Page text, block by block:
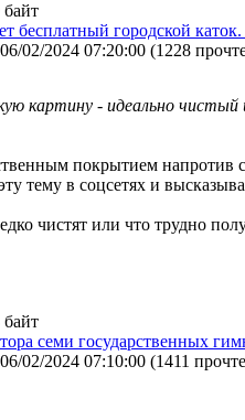
байт
бесплатный городской
02/2024 07:20:00 (1228
картину - идеально чистый
покрытием напротив
тему в соцсетях и
чистят или что трудно
байт
семи государственных
02/2024 07:10:00 (1411